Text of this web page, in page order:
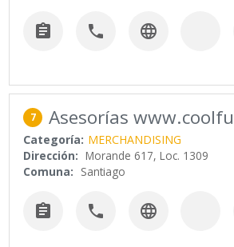
  
7 Asesorías
Categoría: MERCHANDISING
Dirección: Morande 617, Loc. 1309
Comuna: Santiago
  